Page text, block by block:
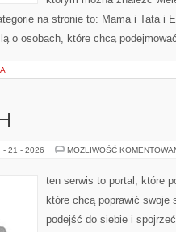
na stronie to: Mama i Tata i
o osobach, które chcą
- 21 - 2026 MOŻLIWOŚĆ
ten serwis to portal, które
które chcą poprawić swoje
podejść do siebie i